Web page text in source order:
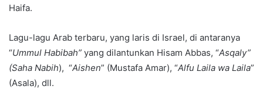
Haifa.
Lagu-lagu Arab terbaru, yang laris di Israel, di antaranya
“Ummul Habibah” yang dilantunkan Hisam Abbas, “Asqaly”
(Saha Nabih), “Aishen” (Mustafa Amar), “Alfu Laila wa Laila”
(Asala), dll.